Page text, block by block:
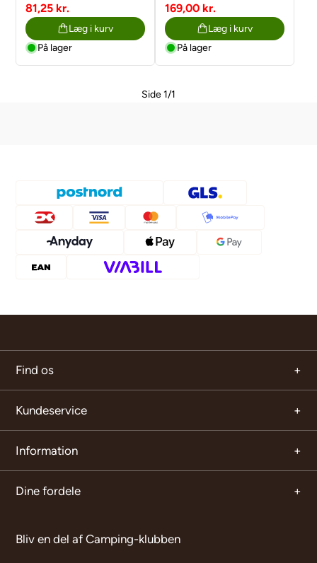
81,25 kr.
Læg i kurv
På lager
169,00 kr.
Læg i kurv
På lager
Side 1/1
Find os
Kundeservice
Information
Dine fordele
Bliv en del af Camping-klubben